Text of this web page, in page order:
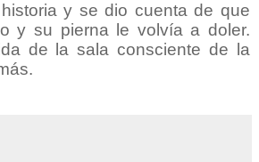
y se dio cuenta de que
y su pierna le volvía a doler.
de la sala consciente de la